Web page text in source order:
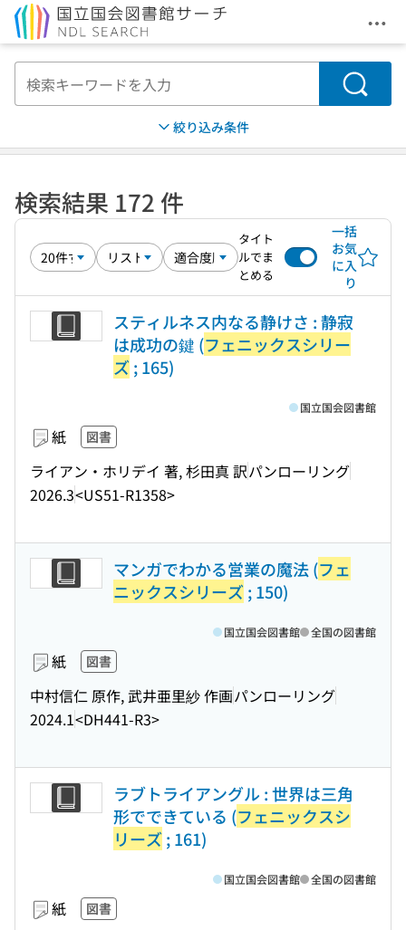
メ
検索
絞り込み条件
検索結果 172 件
タイト
ルでま
とめる
一括
お気
に入
り
スティルネス内なる静けさ : 静寂
は成功の鍵 (フェニックスシリー
ズ ; 165)
紙 図書
ライアン・ホリデイ 著, 杉田真 訳パンローリング
2026.3<US51-R1358>
国立国会図書館
マンガでわかる営業の魔法 (フェ
ニックスシリーズ ; 150)
紙 図書
中村信仁 原作, 武井亜里紗 作画パンローリング
2024.1<DH441-R3>
国立国会図書館 全国の図書館
ラブトライアングル : 世界は三角
形でできている (フェニックスシ
リーズ ; 161)
紙 図書
国立国会図書館 全国の図書館